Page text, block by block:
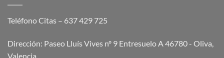
Teléfono Citas – 637 429 725
Dirección: Paseo Lluís Vives nº 9 Entresuelo A 46780 - Oliva,
Valencia